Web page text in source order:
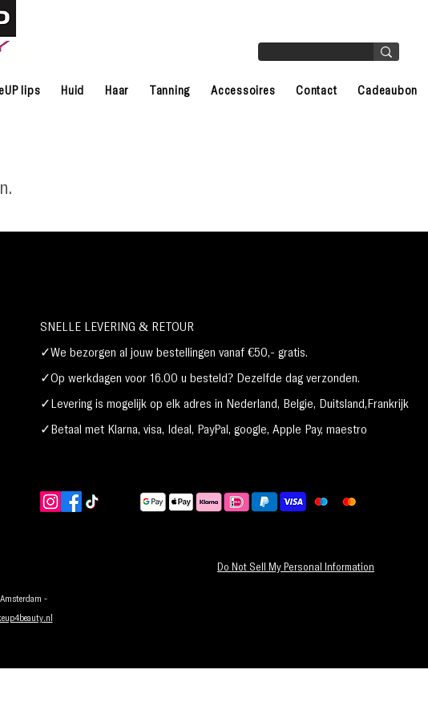
lips Huid Haar Tanning Accessoires Contact Cadeaubon
-
SNELLE LEVERING & RETOUR
✓We bezorgen al jouw bestellingen vanaf €50,- gratis.
✓Op werkdagen voor 16.00 u besteld? Dezelfde dag verzonden.
✓Levering is mogelijk op elk adres in Nederland, België, Duitsland,Frankrijk
✓Betaal met Klarna, visa, Ideal, PayPal, google, Apple Pay, maestro
Do Not Sell My Personal Information